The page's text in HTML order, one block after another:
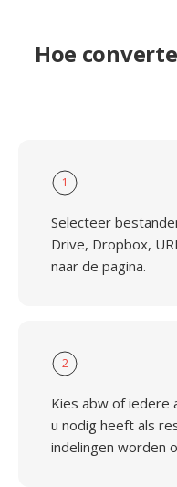
Hoe
1
Selecteer
Drive, Dropbox,
naar de pagina.
2
Kies abw of iedere
u nodig heeft als
indelingen worden